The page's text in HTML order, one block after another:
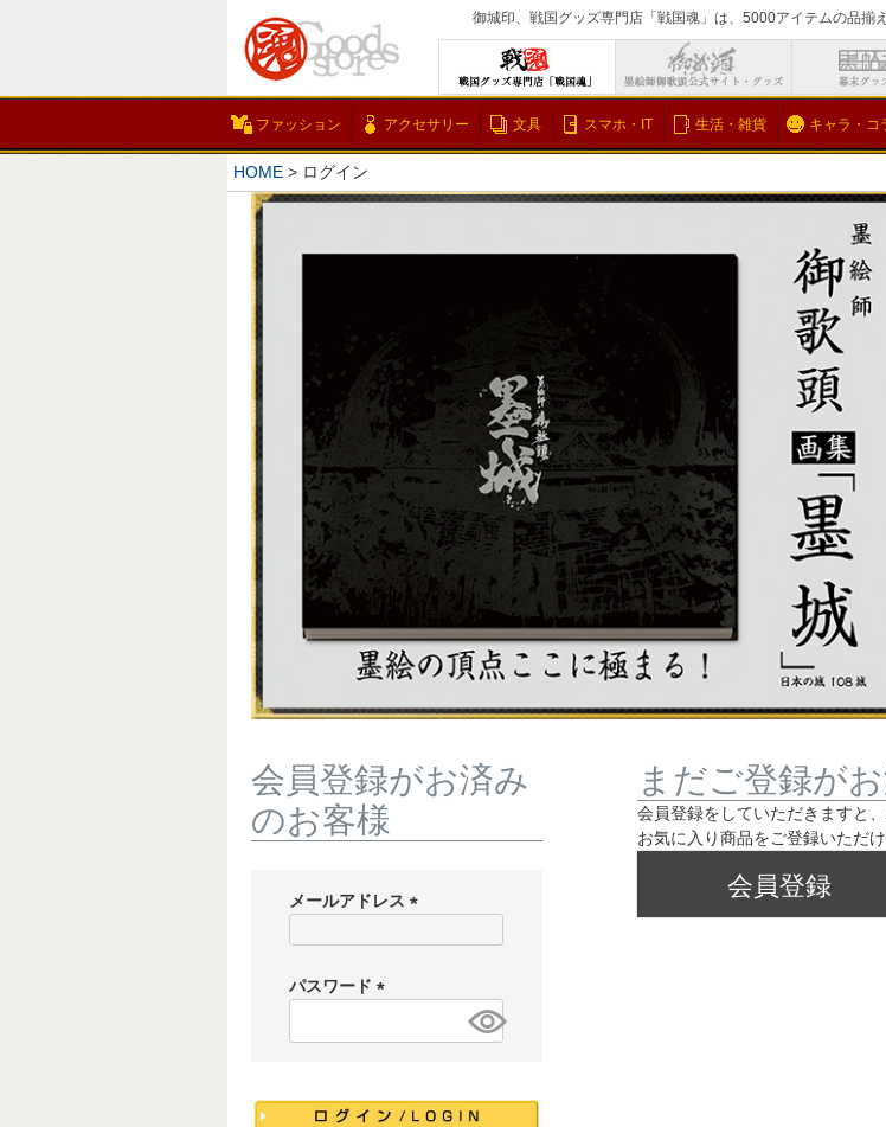
御城印、戦国グッズ専門店「戦国魂」は、5000アイテムの品揃
検索
ファッション アクセサリー 文具 スマホ・IT 生活・雑貨 キャラ・コ
HOME ログイン
会員登録がお済み
のお客様
メールアドレス
)
パスワード
必
まだご登録が
会員登録をしていただきますと
お気に入り商品をご登録いただ
会員登録